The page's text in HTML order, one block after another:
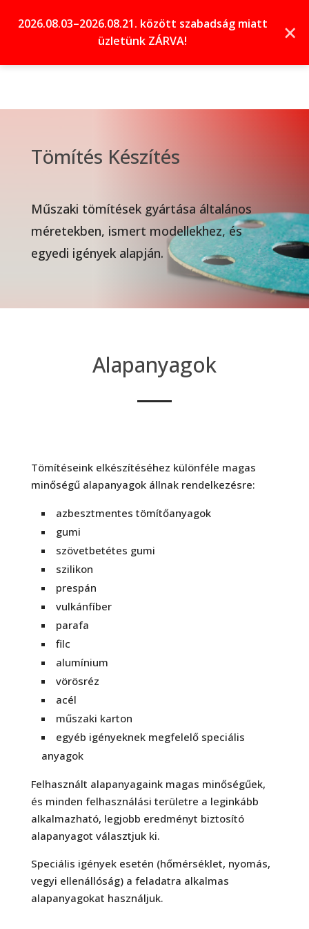
2026.08.03–2026.08.21. között szabadság miatt
üzletünk ZÁRVA!
×
Tömítés Készítés
Műszaki tömítések gyártása általános
méretekben, ismert modellekhez, és
egyedi igények alapján.
Alapanyagok
Tömítéseink elkészítéséhez különféle magas
minőségű alapanyagok állnak rendelkezésre:
azbesztmentes tömítőanyagok
gumi
szövetbetétes gumi
szilikon
prespán
vulkánfíber
parafa
filc
alumínium
vörösréz
acél
műszaki karton
egyéb igényeknek megfelelő speciális
anyagok
Felhasznált alapanyagaink magas minőségűek,
és minden felhasználási területre a leginkább
alkalmazható, legjobb eredményt biztosító
alapanyagot választjuk ki.
Speciális igények esetén (hőmérséklet, nyomás,
vegyi ellenállóság) a feladatra alkalmas
alapanyagokat használjuk.